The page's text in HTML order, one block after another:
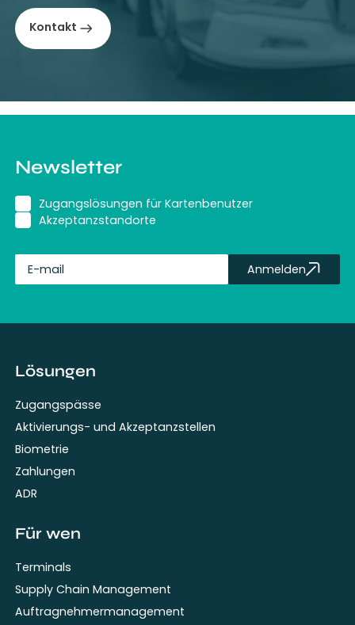
Kontakt
Newsletter
Zugangslösungen für Kartenbenutzer
Akzeptanzstandorte
Anmelden
Lösungen
Zugangspässe
Aktivierungs- und Akzeptanzstellen
Biometrie
Zahlungen
ADR
Für wen
Terminals
Supply Chain Management
Auftragnehmermanagement